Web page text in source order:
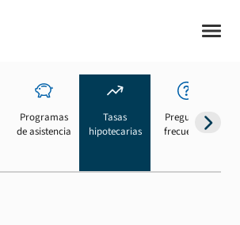
Programas
de asistencia
Tasas
hipotecarias
Preguntas
frecuentes